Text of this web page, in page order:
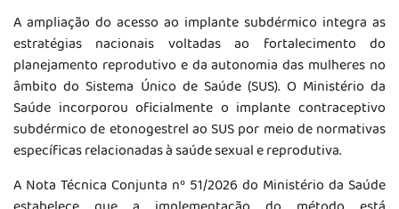
A ampliação do acesso ao implante subdérmico integra as
estratégias nacionais voltadas ao fortalecimento do
planejamento reprodutivo e da autonomia das mulheres no
âmbito do Sistema Único de Saúde (SUS). O Ministério da
Saúde incorporou oficialmente o implante contraceptivo
subdérmico de etonogestrel ao SUS por meio de normativas
específicas relacionadas à saúde sexual e reprodutiva.
A Nota Técnica Conjunta nº 51/2026 do Ministério da Saúde